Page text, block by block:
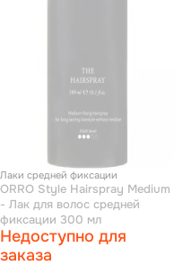
Лаки средней фиксации
ORRO Style Hairspray Medium
- Лак для волос средней
фиксации 300 мл
Недоступно для
заказа